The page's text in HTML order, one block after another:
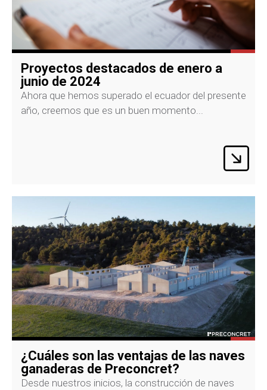
Proyectos destacados de enero a
junio de 2024
Ahora que hemos superado el ecuador del presente
año, creemos que es un buen momento...
¿Cuáles son las ventajas de las naves
ganaderas de Preconcret?
Desde nuestros inicios, la construcción de naves